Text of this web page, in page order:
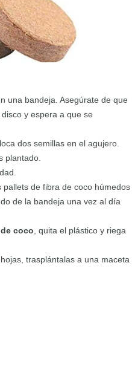
una bandeja. Asegúrate de que
y espera a que se
dos semillas en el agujero.
plantado.
de fibra de coco húmedos
de la bandeja una vez al día
coco , quita el plástico y riega
trasplántalas a una maceta